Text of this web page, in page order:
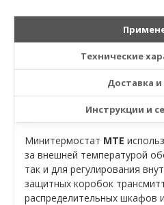
Технические
Доставка
Инструкции и
Минитермостат MTE
за внешней температурой
так и для регулирования
защитных коробок
распределительных шкафов